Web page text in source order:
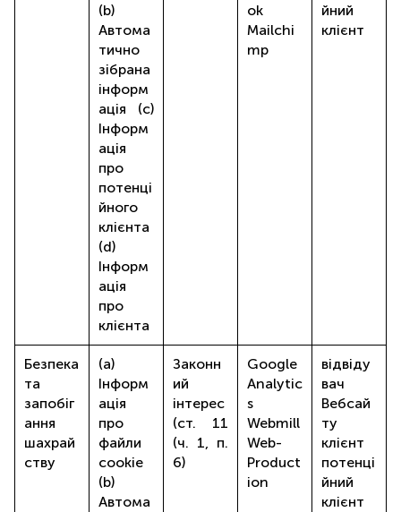
(b)
Автома
тично
зібрана
інформ
ація (c)
Інформ
ація
про
потенці
йного
клієнта
(d)
Інформ
ація
про
клієнта
ok
Mailchi
mp
йний
клієнт
Безпека
та
запобіг
ання
шахрай
ству
(a)
Інформ
ація
про
файли
cookie
(b)
Автома
Законн
ий
інтерес
(ст. 11
(ч. 1, п.
6)
Google
Analytic
s
Webmill
Web-
Product
ion
відвіду
вач
Вебсай
ту
клієнт
потенці
йний
клієнт